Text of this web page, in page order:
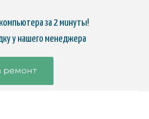
за 2 минуты!
у нашего менеджера
ремонт